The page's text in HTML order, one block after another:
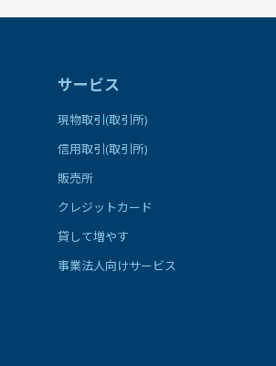
サービス
現物取引(取引所)
信用取引(取引所)
販売所
クレジットカード
貸して増やす
事業法人向けサービス